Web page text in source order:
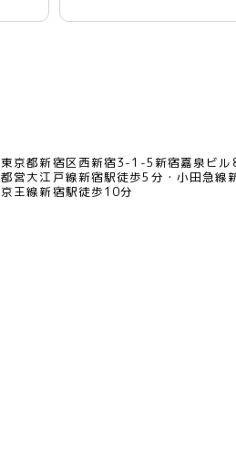
東京都新宿区西新宿3-1-5新宿嘉泉ビル
都営大江戸線新宿駅徒歩5分 小田急線
京王線新宿駅徒歩10分